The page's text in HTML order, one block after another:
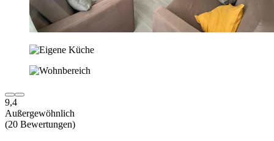
9,4
Außergewöhnlich
(20 Bewertungen)